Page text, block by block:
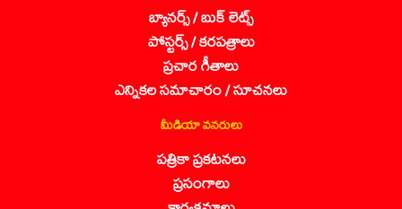
బ్యానర్స్ / బుక్ లెట్స్
పోస్టర్స్ / కరపత్రాలు
ప్రచార గీతాలు
ఎన్నికల సమాచారం / సూచనలు
మీడియా వనరులు
పత్రికా ప్రకటనలు
ప్రసంగాలు